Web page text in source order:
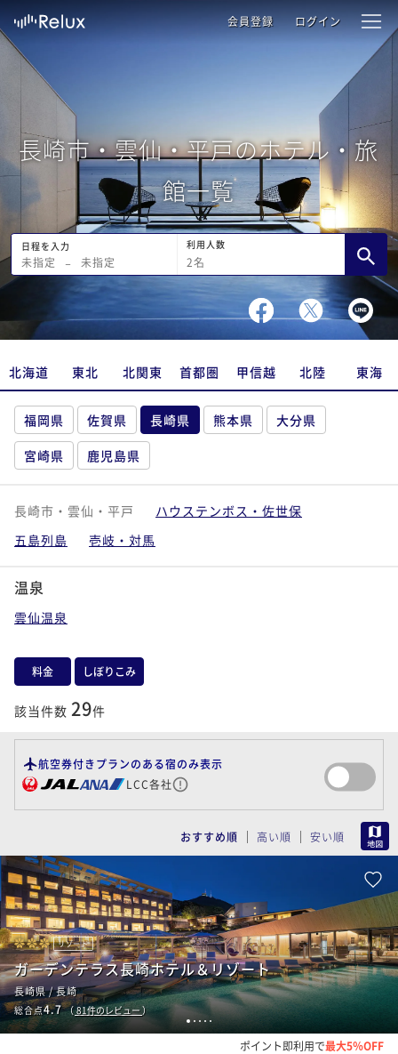
会員登録 ログイン
長崎市・雲仙・平戸のホテル・旅
館一覧
日程を入力
未指定 − 未指定
利用人数
2名
北海道 東北 北関東 首都圏 甲信越 北陸 東海
福岡県 佐賀県 長崎県 熊本県
大分県
宮崎県
鹿児島県
長崎市・雲仙・平戸
ハウステンボス・佐世保
五島列島
壱岐・対馬
温泉
雲仙温泉
料金 しぼりこみ
該当件数 29件
航空券付きプランのある宿のみ表示
LCC各社
おすすめ順 高い順 安い順
1 2 3 4 5
リゾート
ガーデンテラス長崎ホテル＆リゾート
長崎県 / 長崎
総合点4.7（81件のレビュー）
ポイント即利用で最大5％OFF